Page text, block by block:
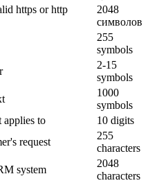
https or http
2048
символов
255
symbols
2-15
symbols
1000
symbols
applies to
10 digits
request
255
characters
system
2048
characters